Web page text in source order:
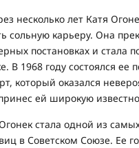
несколько лет Катя
сольную карьеру. Она
постановках и стала
В 1968 году состоялся ее
который оказался
ей широкую
стала одной из
в Советском Союзе. Ее